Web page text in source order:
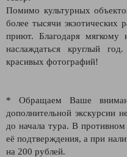
Помимо культурных
более тысячи экзотических
приют. Благодаря
наслаждаться круглый
красивых фотографий!
* Обращаем Ваше
дополнительной экскурсии
до начала тура. В
её подтверждения, а при
на 200 рублей.